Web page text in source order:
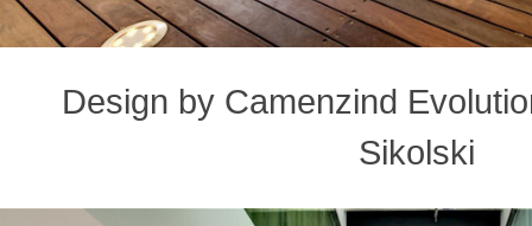
Design by Camenzind
Sikolski